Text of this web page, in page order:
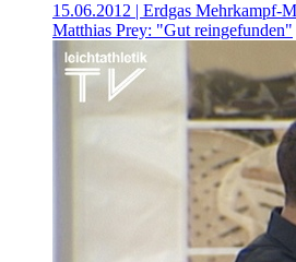
15.06.2012 | Erdgas Mehrkampf-
Matthias Prey: "Gut reingefunden"